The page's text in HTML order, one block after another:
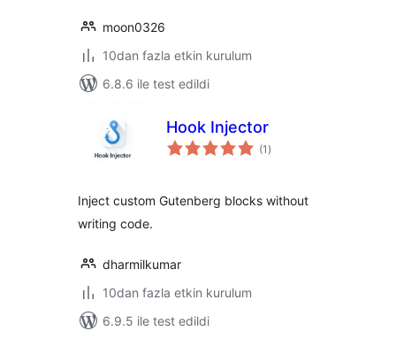
moon0326
10dan fazla etkin kurulum
6.8.6 ile test edildi
Hook Injector
(1 toplam
puan
)
Inject custom Gutenberg blocks without
writing code.
dharmilkumar
10dan fazla etkin kurulum
6.9.5 ile test edildi